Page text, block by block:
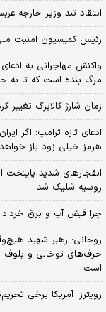
انتقاد تند وزیر خارجه
رئیس کمیسیون امنیت
مرگ بنده است که تا به حال ۳ بار خبر مرگم را اعلام
زمان شارژ کالابرگ تغییر
ادعای تازه ترامپ: اگر
هرمز خیلی زود باز
روسیه شلیک شد
چرا قبض آب و برق خرداد و تیر ماه ۳ تا ۴
روحانی: رهبر شهید
است
رویترز: آمریکا برخی